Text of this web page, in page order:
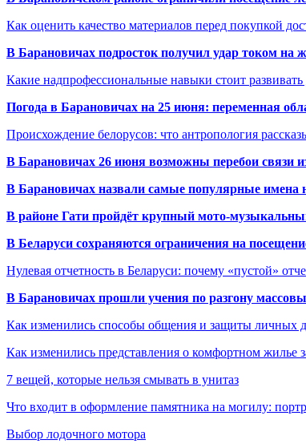
Как оценить качество материалов перед покупкой
В Барановичах подросток получил удар током на
Какие надпрофессиональные навыки стоит
Погода в Барановичах на 25 июня: переменная
Происхождение белорусов: что антропология
В Барановичах 26 июня возможны перебои связи
В Барановичах назвали самые популярные имена
В районе Гати пройдёт крупный мото-
В Беларуси сохраняются ограничения на
Нулевая отчетность в Беларуси: почему «пустой»
В Барановичах прошли учения по разгону
Как изменились способы общения и защиты личных
Как изменились представления о комфортном жилье
7 вещей, которые нельзя смывать в унитаз
Что входит в оформление памятника на могилу:
Выбор лодочного мотора